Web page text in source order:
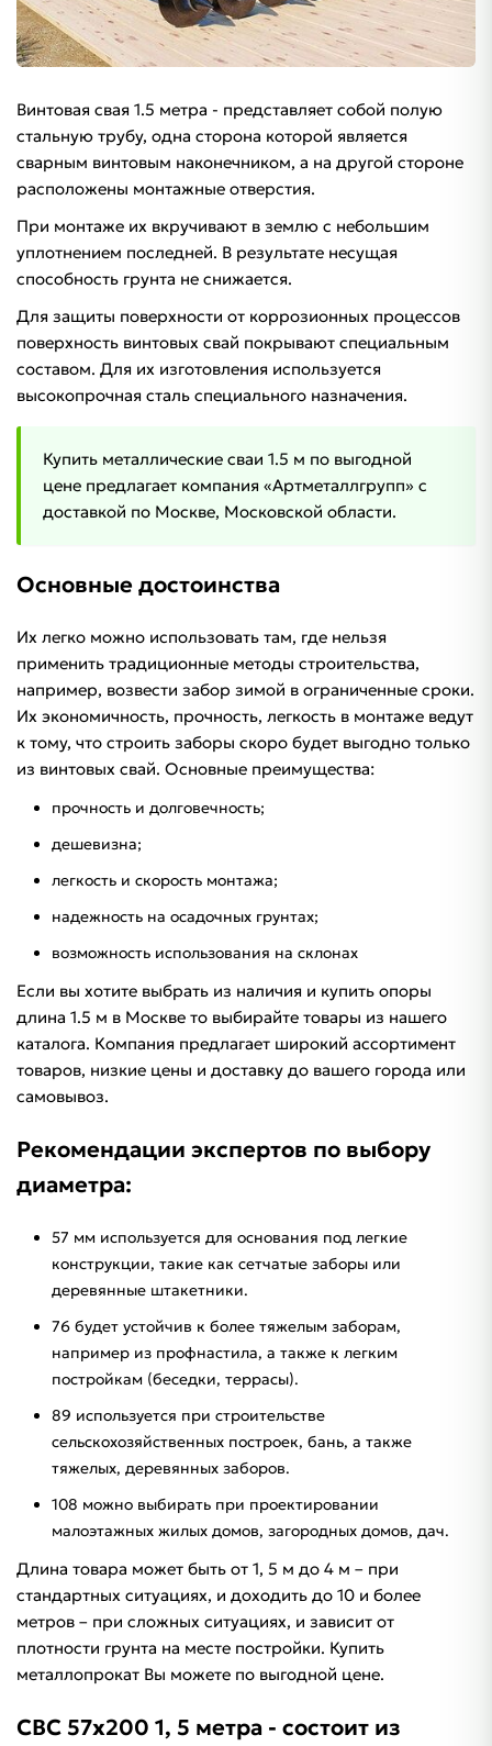
Винтовая свая 1.5 метра - представляет собой полую
стальную трубу, одна сторона которой является
сварным винтовым наконечником, а на другой стороне
расположены монтажные отверстия.
При монтаже их вкручивают в землю с небольшим
уплотнением последней. В результате несущая
способность грунта не снижается.
Для защиты поверхности от коррозионных процессов
поверхность винтовых свай покрывают специальным
составом. Для их изготовления используется
высокопрочная сталь специального назначения.
Купить металлические сваи 1.5 м по выгодной
цене предлагает компания «Артметаллгрупп» с
доставкой по Москве, Московской области.
Основные достоинства
Их легко можно использовать там, где нельзя
применить традиционные методы строительства,
например, возвести забор зимой в ограниченные сроки.
Их экономичность, прочность, легкость в монтаже ведут
к тому, что строить заборы скоро будет выгодно только
из винтовых свай. Основные преимущества:
прочность и долговечность;
дешевизна;
легкость и скорость монтажа;
надежность на осадочных грунтах;
возможность использования на склонах
Если вы хотите выбрать из наличия и купить опоры
длина 1.5 м в Москве то выбирайте товары из нашего
каталога. Компания предлагает широкий ассортимент
товаров, низкие цены и доставку до вашего города или
самовывоз.
Рекомендации экспертов по выбору
диаметра:
57 мм используется для основания под легкие
конструкции, такие как сетчатые заборы или
деревянные штакетники.
76 будет устойчив к более тяжелым заборам,
например из профнастила, а также к легким
постройкам (беседки, террасы).
89 используется при строительстве
сельскохозяйственных построек, бань, а также
тяжелых, деревянных заборов.
108 можно выбирать при проектировании
малоэтажных жилых домов, загородных домов, дач.
Длина товара может быть от 1, 5 м до 4 м – при
стандартных ситуациях, и доходить до 10 и более
метров – при сложных ситуациях, и зависит от
плотности грунта на месте постройки. Купить
металлопрокат Вы можете по выгодной цене.
СВС 57х200 1, 5 метра - состоит из